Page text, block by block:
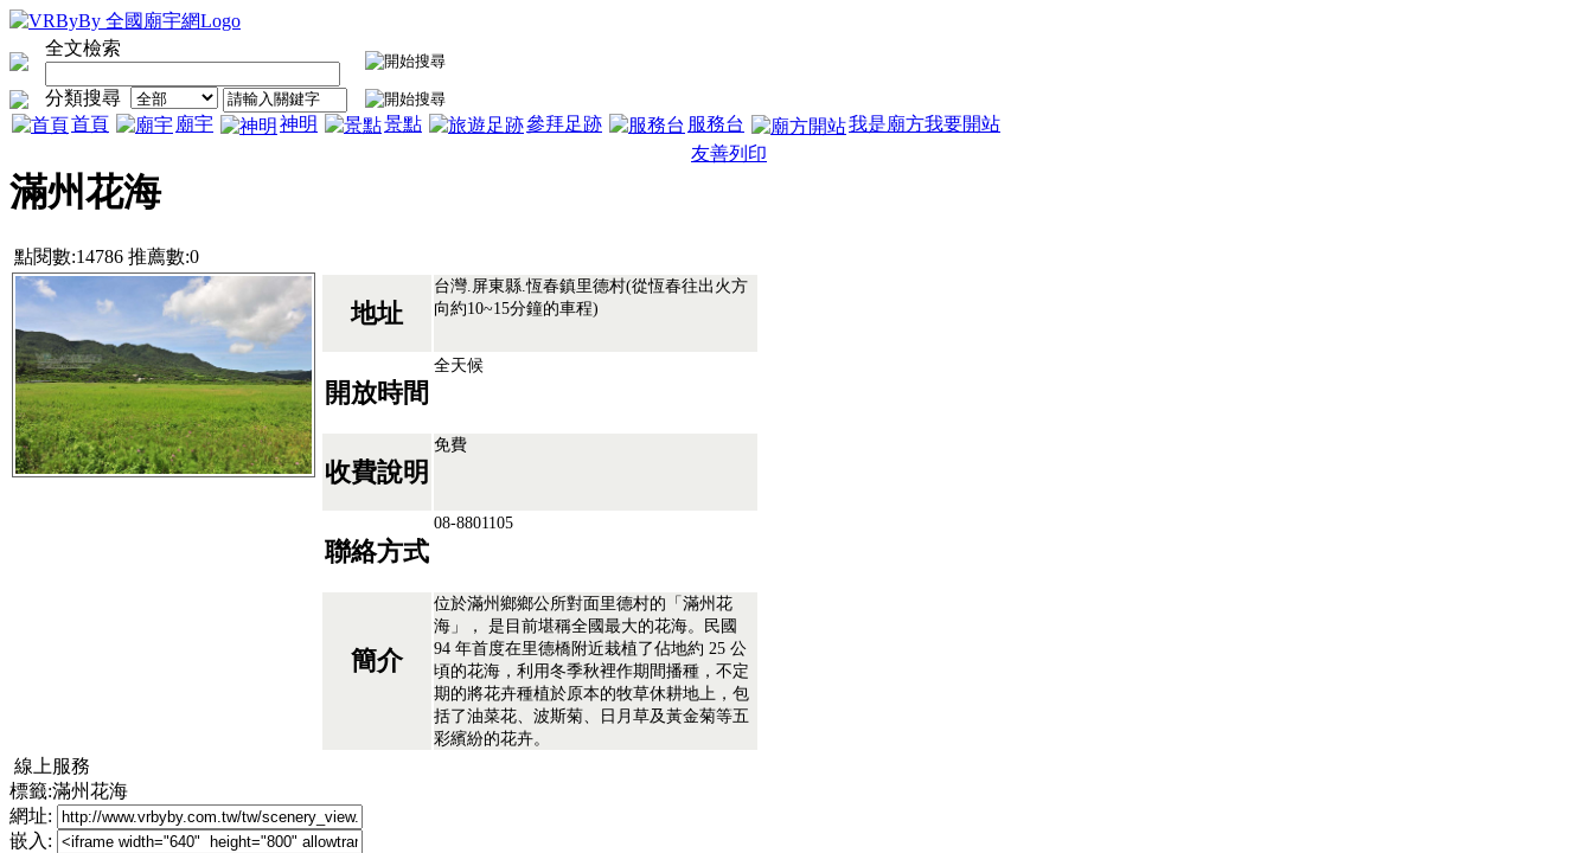
全文檢索
分類搜尋
首頁
廟宇 神明 景點 參拜足跡 服務台 我是廟方我要開站
滿州花海
點閱數:14786 推薦數:0
友善列印
地址
台灣.屏東縣.恆春鎮里德村(從恆春往出火方
向約10~15分鐘的車程)
開放時間
全天候
收費說明
免費
聯絡方式
08-8801105
簡介
位於滿州鄉鄉公所對面里德村的「滿州花
海」， 是目前堪稱全國最大的花海。民國
94 年首度在里德橋附近栽植了佔地約 25 公
頃的花海，利用冬季秋裡作期間播種，不定
期的將花卉種植於原本的牧草休耕地上，包
括了油菜花、波斯菊、日月草及黃金菊等五
彩繽紛的花卉。
線上服務
標籤:滿州花海
網址:
嵌入: